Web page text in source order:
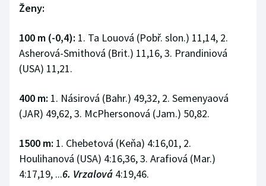
Ženy:
100 m (-0,4): 1. Ta Louová (Pobř. slon.) 11,14, 2.
Asherová-Smithová (Brit.) 11,16, 3. Prandiniová
(USA) 11,21.
400 m: 1. Násirová (Bahr.) 49,32, 2. Semenyaová
(JAR) 49,62, 3. McPhersonová (Jam.) 50,82.
1500 m: 1. Chebetová (Keňa) 4:16,01, 2.
Houlihanová (USA) 4:16,36, 3. Arafiová (Mar.)
4:17,19, ...6. Vrzalová 4:19,46.